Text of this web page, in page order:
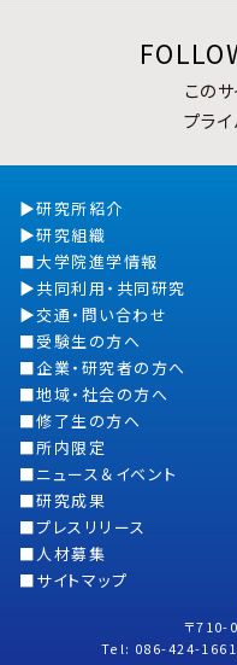
この
プラ
研究所紹介
研究組織
大学院進学情報
共同利用・共同研究
交通・問い合わせ
受験生の方へ
企業・研究者の方へ
地域・社会の方へ
修了生の方へ
所内限定
ニュース＆イベント
研究成果
プレスリリース
人材募集
サイトマップ
〒710-
Tel: 086-424-